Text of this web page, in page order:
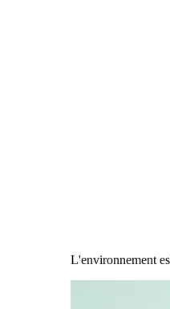
L'environnement